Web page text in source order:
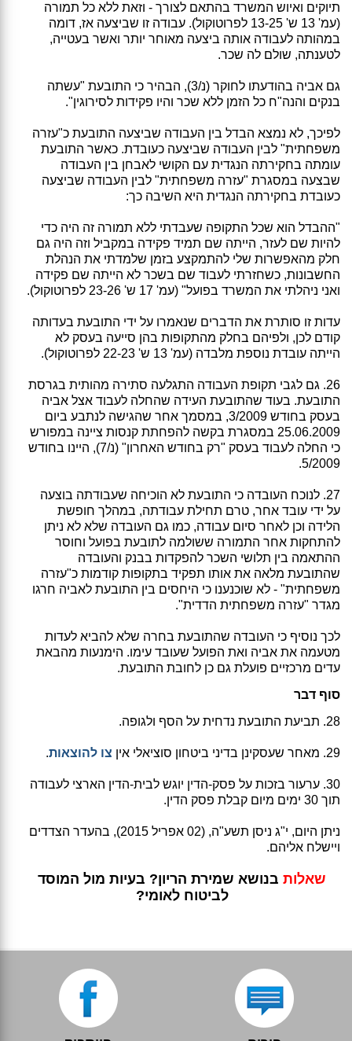
תיוקים ואיוש המשרד בהתאם לצורך - וזאת ללא כל תמורה
(עמ' 13 ש' 13-25 לפרוטוקול). עבודה זו שביצעה אז, דומה
במהותה לעבודה אותה ביצעה מאוחר יותר ואשר בעטייה,
לטענתה, שולם לה שכר.
גם אביה בהודעתו לחוקר (נ/3), הבהיר כי התובעת "עשתה
בנקים והנה"ח כל הזמן ללא שכר והיו פקידות לסירוגין".
לפיכך, לא נמצא הבדל בין העבודה שביצעה התובעת כ"עזרה
משפחתית" לבין העבודה שביצעה כעובדת. כאשר התובעת
עומתה בחקירתה הנגדית עם הקושי לאבחן בין העבודה
שבצעה במסגרת "עזרה משפחתית" לבין העבודה שביצעה
כעובדת בחקירתה הנגדית היא השיבה כך:
"ההבדל הוא שכל התקופה שעבדתי ללא תמורה זה היה כדי
להיות שם לעזר, הייתה שם תמיד פקידה במקביל וזה היה גם
חלק מהאפשרות שלי להתמקצע בזמן שלמדתי את הנהלת
החשבונות, כשחזרתי לעבוד שם בשכר לא הייתה שם פקידה
ואני ניהלתי את המשרד בפועל" (עמ' 17 ש' 23-26 לפרוטוקול).
עדות זו סותרת את הדברים שנאמרו על ידי התובעת בעדותה
קודם לכן, ולפיהם בחלק מהתקופות בהן סייעה בעסק לא
הייתה עובדת נוספת מלבדה (עמ' 13 ש' 22-23 לפרוטוקול).
26. גם לגבי תקופת העבודה התגלעה סתירה מהותית בגרסת
התובעת. בעוד שהתובעת העידה שהחלה לעבוד אצל אביה
בעסק בחודש 3/2009, במסמך אחר שהגישה לנתבע ביום
25.06.2009 במסגרת בקשה להפחתת קנסות ציינה במפורש
כי החלה לעבוד בעסק "רק בחודש האחרון" (נ/7), היינו בחודש
5/2009.
27. לנוכח העובדה כי התובעת לא הוכיחה שעבודתה בוצעה
על ידי עובד אחר, טרם תחילת עבודתה, במהלך חופשת
הלידה וכן לאחר סיום עבודה, כמו גם העובדה שלא לא ניתן
להתחקות אחר התמורה ששולמה לתובעת בפועל וחוסר
ההתאמה בין תלושי השכר להפקדות בבנק והעובדה
שהתובעת מלאה את אותו תפקיד בתקופות קודמות כ"עזרה
משפחתית" - לא שוכנענו כי היחסים בין התובעת לאביה חרגו
מגדר "עזרה משפחתית הדדית".
לכך נוסיף כי העובדה שהתובעת בחרה שלא להביא לעדות
מטעמה את אביה ואת הפועל שעובד עימו. הימנעות מהבאת
עדים מרכזיים פועלת גם כן לחובת התובעת.
סוף דבר
28. תביעת התובעת נדחית על הסף ולגופה.
29. מאחר שעסקינן בדיני ביטחון סוציאלי אין צו להוצאות.
30. ערעור בזכות על פסק-הדין יוגש לבית-הדין הארצי לעבודה
תוך 30 ימים מיום קבלת פסק הדין.
ניתן היום, י"ג ניסן תשע"ה, (02 אפריל 2015), בהעדר הצדדים
ויישלח אליהם.
שאלותבנושא שמירת הריון? בעיות מול המוסד
לביטוח לאומי?